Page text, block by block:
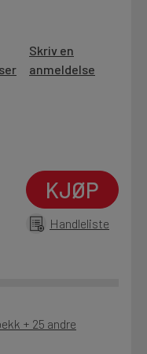
Skriv en
anmeldelse
KJØP
Handleliste
+ 25 andre